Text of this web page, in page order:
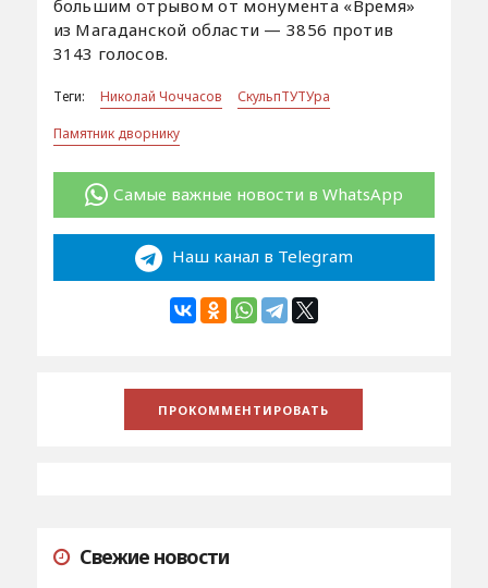
большим отрывом от монумента «Время»
из Магаданской области — 3856 против
3143 голосов.
Теги: Николай Чоччасов
СкульпТУТУра
Памятник дворнику
Самые важные новости в WhatsApp
Наш канал в Telegram
Свежие новости